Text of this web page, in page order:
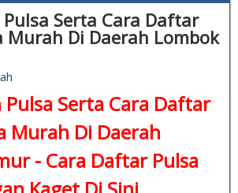
Pulsa Serta Cara Daftar
Murah Di Daerah Lombok
Pulsa Serta Cara Daftar
Murah Di Daerah
- Cara Daftar Pulsa